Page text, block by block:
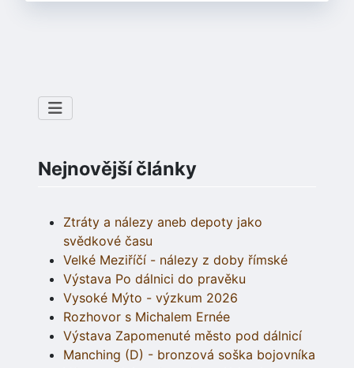
Nejnovější články
Ztráty a nálezy aneb depoty jako
svědkové času
Velké Meziříčí - nálezy z doby římské
Výstava Po dálnici do pravěku
Vysoké Mýto - výzkum 2026
Rozhovor s Michalem Ernée
Výstava Zapomenuté město pod dálnicí
Manching (D) - bronzová soška bojovníka